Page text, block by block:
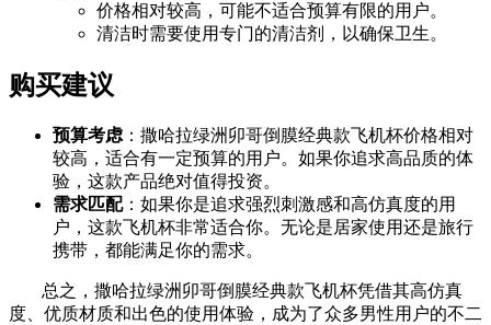
价格相对较高，可能不适合预算有限的用户。
清洁时需要使用专门的清洁剂，以确保卫生。
购买建议
预算考虑 ：撒哈拉绿洲卯哥倒膜经典款飞机杯价格相对
较高，适合有一定预算的用户。如果你追求高品质的体
验，这款产品绝对值得投资。
需求匹配：如果你是追求强烈刺激感和高仿真度的用
户，这款飞机杯非常适合你。无论是居家使用还是旅行
携带，都能满足你的需求。
总之，撒哈拉绿洲卯哥倒膜经典款飞机杯凭借其高仿真
度、优质材质和出色的使用体验，成为了众多男性用户的不二